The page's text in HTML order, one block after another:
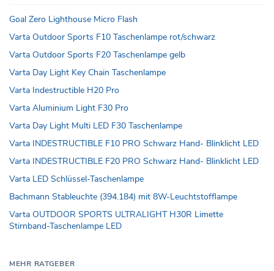
Goal Zero Lighthouse Micro Flash
Varta Outdoor Sports F10 Taschenlampe rot/schwarz
Varta Outdoor Sports F20 Taschenlampe gelb
Varta Day Light Key Chain Taschenlampe
Varta Indestructible H20 Pro
Varta Aluminium Light F30 Pro
Varta Day Light Multi LED F30 Taschenlampe
Varta INDESTRUCTIBLE F10 PRO Schwarz Hand- Blinklicht LED
Varta INDESTRUCTIBLE F20 PRO Schwarz Hand- Blinklicht LED
Varta LED Schlüssel-Taschenlampe
Bachmann Stableuchte (394.184) mit 8W-Leuchtstofflampe
Varta OUTDOOR SPORTS ULTRALIGHT H30R Limette
Stirnband-Taschenlampe LED
MEHR RATGEBER